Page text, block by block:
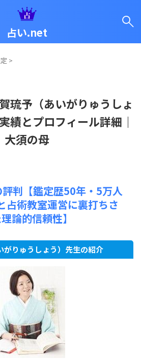
占い.net
>
琉予（あいがりゅうしょ
績とプロフィール詳細｜
大須の母
判【鑑定歴50年・5万人
占術教室運営に裏打ちさ
論的信頼性】
がりゅうしょう）先生の紹介